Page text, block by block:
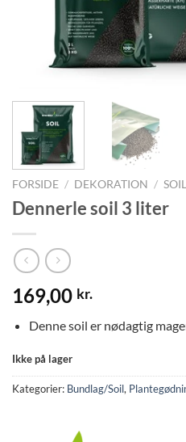
FORSIDE / DEKORATION / SOIL
Dennerle soil 3 liter
169,00 kr.
Denne soil er nødagtig
Ikke på lager
Kategorier: Bundlag/Soil,